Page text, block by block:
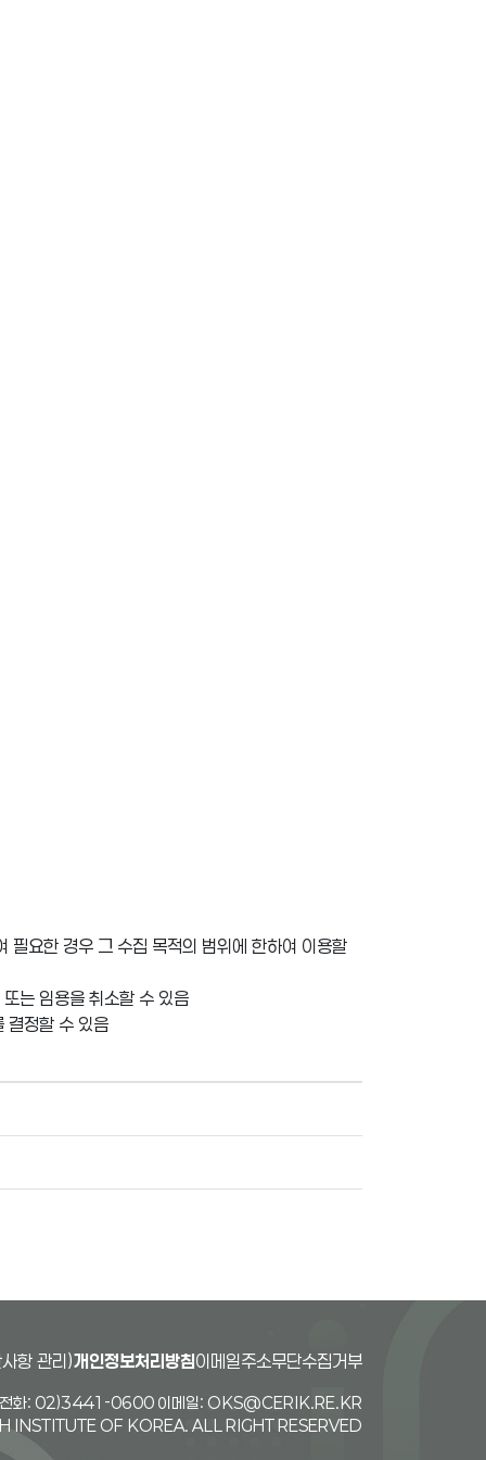
필요한 경우 그 수집 목적의 범위에 한하여 이용할
는 임용을 취소할 수 있음
결정할 수 있음
항 관리)개인정보처리방침이메일주소무단수집거부
전화: 02)3441-0600 이메일: OKS@CERIK.RE.KR
OF KOREA. ALL RIGHT RESERVED